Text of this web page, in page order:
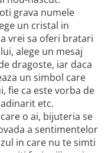
grava numele
un cristal in
vrei sa oferi bratari
alege un mesaj
dragoste, iar daca
un simbol care
fie ca este vorba de
etc.
o ai, bijuteria se
a sentimentelor
in care nu te simti